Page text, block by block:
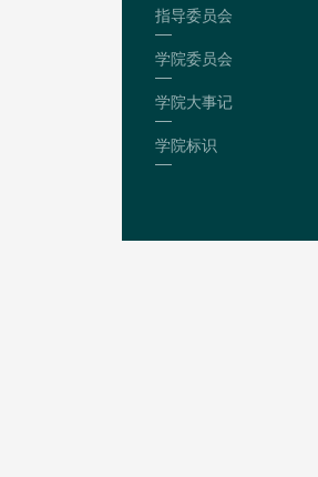
指导委员会
学院委员会
学院大事记
学院标识